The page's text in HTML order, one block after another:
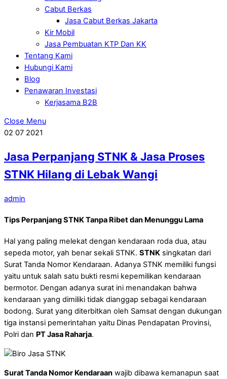
Cabut Berkas
Jasa Cabut Berkas Jakarta
Kir Mobil
Jasa Pembuatan KTP Dan KK
Tentang Kami
Hubungi Kami
Blog
Penawaran Investasi
Kerjasama B2B
Close Menu
02 07 2021
Jasa Perpanjang STNK & Jasa Proses
STNK Hilang di Lebak Wangi
admin
Tips Perpanjang STNK Tanpa Ribet dan Menunggu Lama
Hal yang paling melekat dengan kendaraan roda dua, atau
sepeda motor, yah benar sekali STNK. STNK singkatan dari
Surat Tanda Nomor Kendaraan. Adanya STNK memiliki fungsi
yaitu untuk salah satu bukti resmi kepemilikan kendaraan
bermotor. Dengan adanya surat ini menandakan bahwa
kendaraan yang dimiliki tidak dianggap sebagai kendaraan
bodong. Surat yang diterbitkan oleh Samsat dengan dukungan
tiga instansi pemerintahan yaitu Dinas Pendapatan Provinsi,
Polri dan PT Jasa Raharja.
Surat Tanda Nomor Kendaraan wajib dibawa kemanapun saat